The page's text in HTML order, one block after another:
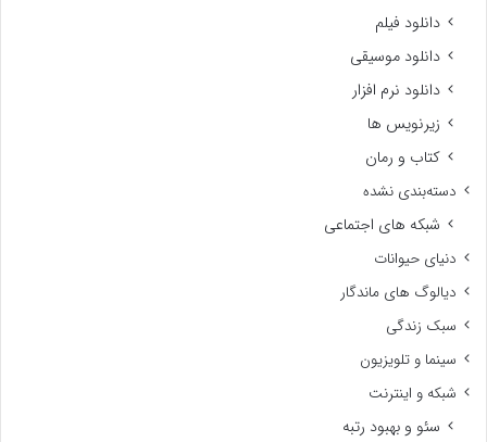
دانلود فیلم
دانلود موسیقی
دانلود نرم افزار
زیرنویس ها
کتاب و رمان
دسته‌بندی نشده
شبکه های اجتماعی
دنیای حیوانات
دیالوگ های ماندگار
سبک زندگی
سینما و تلویزیون
شبکه و اینترنت
سئو و بهبود رتبه